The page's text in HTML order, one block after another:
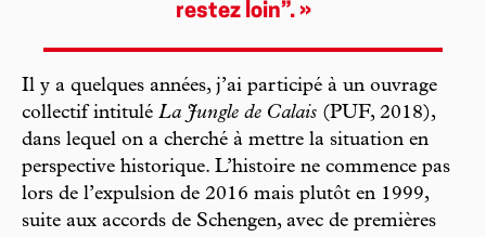
restez loin”. »
Il y a quelques années, j’ai participé à un ouvrage
collectif intitulé La Jungle de Calais (PUF, 2018),
dans lequel on a cherché à mettre la situation en
perspective historique. L’histoire ne commence pas
lors de l’expulsion de 2016 mais plutôt en 1999,
suite aux accords de Schengen, avec de premières